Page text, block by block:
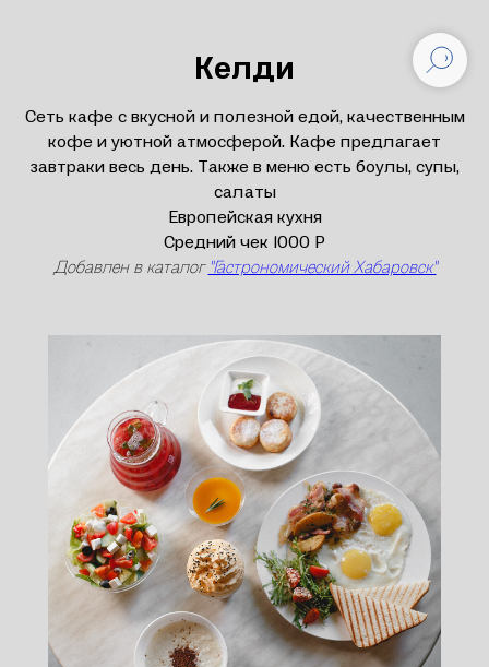
Келди
Сеть кафе с вкусной и полезной едой, качественным
кофе и уютной атмосферой. Кафе предлагает
завтраки весь день. Также в меню есть боулы, супы,
салаты
Европейская кухня
Средний чек 1000 Р
Добавлен в каталог "Гастрономический Хабаровск"